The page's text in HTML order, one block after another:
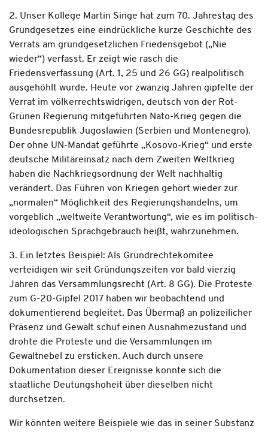
2. Unser Kollege Martin Singe hat zum 70. Jahrestag des
Grundgesetzes eine eindrückliche kurze Geschichte des
Verrats am grundgesetzlichen Friedensgebot („Nie
wieder“) verfasst. Er zeigt wie rasch die
Friedensverfassung (Art. 1, 25 und 26 GG) realpolitisch
ausgehöhlt wurde. Heute vor zwanzig Jahren gipfelte der
Verrat im völkerrechtswidrigen, deutsch von der Rot-
Grünen Regierung mitgeführten Nato-Krieg gegen die
Bundesrepublik Jugoslawien (Serbien und Montenegro).
Der ohne UN-Mandat geführte „Kosovo-Krieg“ und erste
deutsche Militäreinsatz nach dem Zweiten Weltkrieg
haben die Nachkriegsordnung der Welt nachhaltig
verändert. Das Führen von Kriegen gehört wieder zur
„normalen“ Möglichkeit des Regierungshandelns, um
vorgeblich „weltweite Verantwortung“, wie es im politisch-
ideologischen Sprachgebrauch heißt, wahrzunehmen.
3. Ein letztes Beispiel: Als Grundrechtekomitee
verteidigen wir seit Gründungszeiten vor bald vierzig
Jahren das Versammlungsrecht (Art. 8 GG). Die Proteste
zum G-20-Gipfel 2017 haben wir beobachtend und
dokumentierend begleitet. Das Übermaß an polizeilicher
Präsenz und Gewalt schuf einen Ausnahmezustand und
drohte die Proteste und die Versammlungen im
Gewaltnebel zu ersticken. Auch durch unsere
Dokumentation dieser Ereignisse konnte sich die
staatliche Deutungshoheit über dieselben nicht
durchsetzen.
Wir könnten weitere Beispiele wie das in seiner Substanz